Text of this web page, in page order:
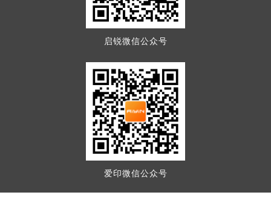
启锐微信公众号
爱印微信公众号